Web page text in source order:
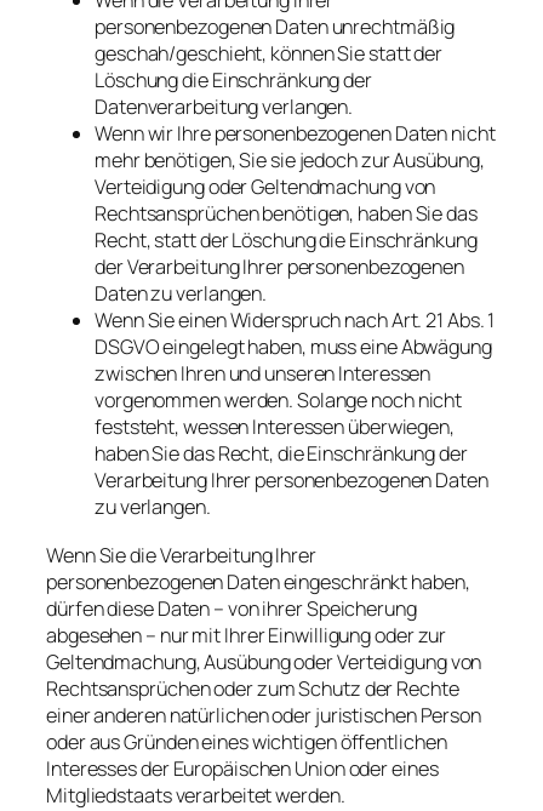
personenbezogenen Daten unrechtmäßig
geschah/geschieht, können Sie statt der
Löschung die Einschränkung der
Datenverarbeitung verlangen.
Wenn wir Ihre personenbezogenen Daten nicht
mehr benötigen, Sie sie jedoch zur Ausübung,
Verteidigung oder Geltendmachung von
Rechtsansprüchen benötigen, haben Sie das
Recht, statt der Löschung die Einschränkung
der Verarbeitung Ihrer personenbezogenen
Daten zu verlangen.
Wenn Sie einen Widerspruch nach Art. 21 Abs. 1
DSGVO eingelegt haben, muss eine Abwägung
zwischen Ihren und unseren Interessen
vorgenommen werden. Solange noch nicht
feststeht, wessen Interessen überwiegen,
haben Sie das Recht, die Einschränkung der
Verarbeitung Ihrer personenbezogenen Daten
zu verlangen.
Wenn Sie die Verarbeitung Ihrer
personenbezogenen Daten eingeschränkt haben,
dürfen diese Daten – von ihrer Speicherung
abgesehen – nur mit Ihrer Einwilligung oder zur
Geltendmachung, Ausübung oder Verteidigung von
Rechtsansprüchen oder zum Schutz der Rechte
einer anderen natürlichen oder juristischen Person
oder aus Gründen eines wichtigen öffentlichen
Interesses der Europäischen Union oder eines
Mitgliedstaats verarbeitet werden.